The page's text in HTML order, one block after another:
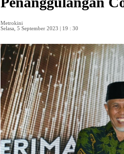
Metrokini
Selasa, 5 September 2023 | 19 : 30